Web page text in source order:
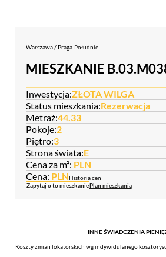
Warszawa / Praga-Południe
MIESZKANIE
Inwestycja:ZŁOTA WILGA
Status mieszkania:Rezerwacja
Metraż:44.33
Pokoje:2
Piętro:3
Strona świata:E
Cena za m²: PLN
Cena: PLNHistoria cen
Zapytaj o to mieszkaniePlan mieszkania
INNE ŚWIADCZENIA
Koszty zmian lokatorskich wg indywidulanego